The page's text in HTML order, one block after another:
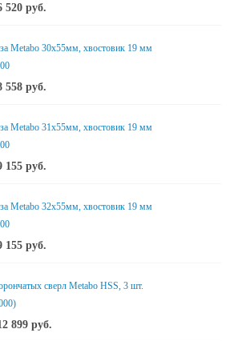
520 руб.
Metabo 30x55мм, хвостовик 19 мм
558 руб.
Metabo 31x55мм, хвостовик 19 мм
155 руб.
Metabo 32x55мм, хвостовик 19 мм
155 руб.
сверл Metabo HSS, 3 шт.
899 руб.